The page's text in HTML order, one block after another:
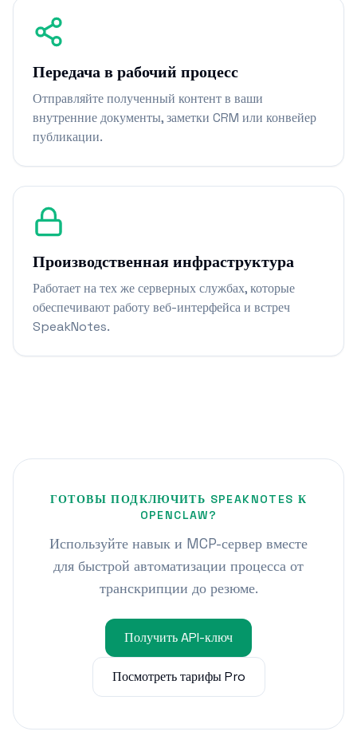
Передача в рабочий процесс
Отправляйте полученный контент в ваши
внутренние документы, заметки CRM или конвейер
публикации.
Производственная инфраструктура
Работает на тех же серверных службах, которые
обеспечивают работу веб-интерфейса и встреч
SpeakNotes.
ГОТОВЫ ПОДКЛЮЧИТЬ SPEAKNOTES К
OPENCLAW?
Используйте навык и MCP-сервер вместе
для быстрой автоматизации процесса от
транскрипции до резюме.
Получить API-ключ
Посмотреть тарифы Pro